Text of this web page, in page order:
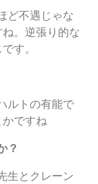
ど不遇じゃな
。逆張り的な
す。
ルトの有能で
ですね
？
生とクレーン